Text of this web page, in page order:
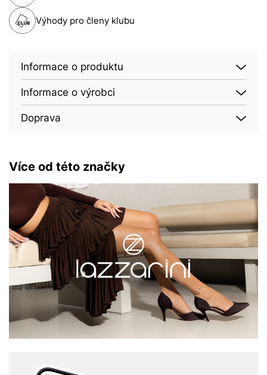
Výhody pro členy klubu
Informace o produktu
Informace o výrobci
Doprava
Více od této značky